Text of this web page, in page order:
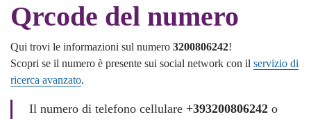
Qrcode del numero
Qui trovi le informazioni sul numero 3200806242!
Scopri se il numero è presente sui social network con il servizio di
ricerca avanzato.
Il numero di telefono cellulare +393200806242 o